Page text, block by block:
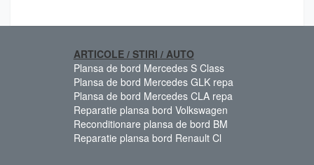
ARTICOLE / STIRI / AUTO
Plansa de bord Mercedes S Class
Plansa de bord Mercedes GLK repa
Plansa de bord Mercedes CLA repa
Reparatie plansa bord Volkswagen
Reconditionare plansa de bord BM
Reparatie plansa bord Renault Cl